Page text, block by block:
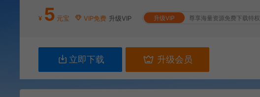
¥ 5 元宝 VIP免费 升级VIP 升级VIP 尊享海量资源免费下载特权
立即下载 升级会员